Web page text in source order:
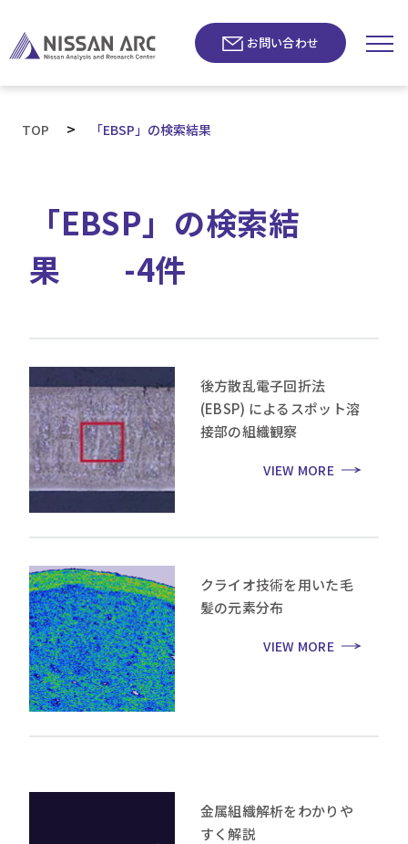
お問い合わせ
TOP > 「EBSP」の検索結果
「EBSP」の検索結
果 -4件
後方散乱電子回折法
(EBSP) によるスポット溶
接部の組織観察
VIEW MORE
クライオ技術を用いた毛
髪の元素分布
VIEW MORE
金属組織解析をわかりや
すく解説